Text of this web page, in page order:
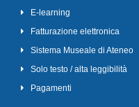
E-learning
Fatturazione elettronica
Sistema Museale di Ateneo
Solo testo / alta leggibilità
Pagamenti